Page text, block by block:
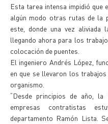
Esta tarea intensa impidió que
algún modo otras rutas de la
este, donde una vez aliviada
llegando ahora para los
colocación de puentes.
El ingeniero Andrés López,
en que se llevaron los
organismo.
“Desde principios de año,
empresas contratistas
departamento Ramón Lista.